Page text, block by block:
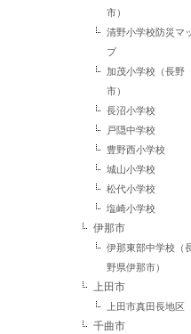
市）
清野小学校防災マ
プ
加茂小学校（長野
市）
長沼小学校
戸隠中学校
豊野西小学校
城山小学校
松代小学校
塩崎小学校
伊那市
伊那東部中学校（
野県伊那市）
上田市
上田市真田長地区
千曲市